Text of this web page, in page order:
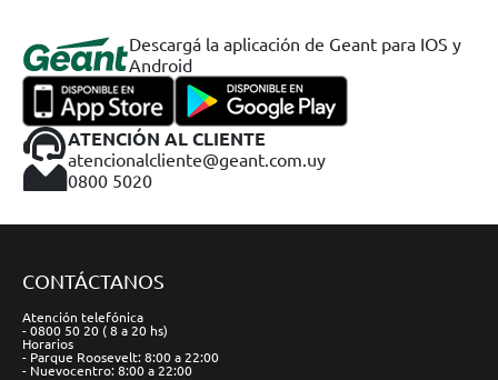
Descargá la aplicación de Geant para IOS y
Android
ATENCIÓN AL CLIENTE
atencionalcliente@geant.com.uy
0800 5020
CONTÁCTANOS
Atención telefónica
- 0800 50 20 ( 8 a 20 hs)
Horarios
- Parque Roosevelt: 8:00 a 22:00
- Nuevocentro: 8:00 a 22:00